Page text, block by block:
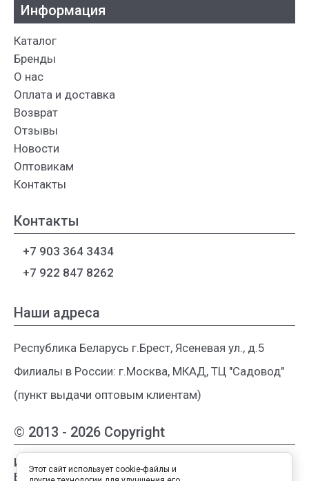
© 2013 - 2026 Copyright
Интернет-магазин женской одежды из
Белоруссии
Информация
Каталог
Бренды
О нас
Оплата и доставка
Возврат
Отзывы
Новости
Оптовикам
Контакты
Контакты
+7 903 364 3434
+7 922 847 8262
Наши адреса
Республика Беларусь г.Брест, Ясеневая ул., д.5
Филиалы в России: г.Москва, МКАД, ТЦ "Садовод"
(пункт выдачи оптовым клиентам)
Этот сайт использует cookie-файлы и